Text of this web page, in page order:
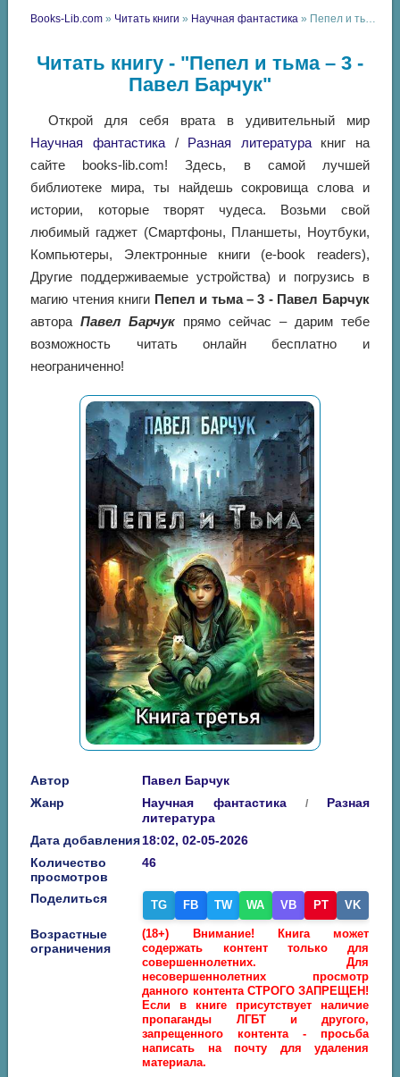
Books-Lib.com » Читать книги » Научная фантастика » Пепел и тьма – 3 - Павел Барчук
Читать книгу - "Пепел и тьма – 3 -
Павел Барчук"
Открой для себя врата в удивительный мир
Научная фантастика / Разная литературакниг на
сайте books-lib.com! Здесь, в самой лучшей
библиотеке мира, ты найдешь сокровища слова и
истории, которые творят чудеса. Возьми свой
любимый гаджет (Смартфоны, Планшеты, Ноутбуки,
Компьютеры, Электронные книги (e-book readers),
Другие поддерживаемые устройства) и погрузись в
магию чтения книги Пепел и тьма – 3 - Павел Барчук
автораПавел Барчук прямо сейчас – дарим тебе
возможность читать онлайн бесплатно и
неограниченно!
Автор
Павел Барчук
Жанр
Научная фантастика /
Разная
литература
Дата добавления18:02, 02-05-2026
Количество
просмотров
46
Поделиться TG FB TW WA VB PT VK
Возрастные
ограничения
(18+) Внимание! Книга может
содержать контент только для
совершеннолетних. Для
несовершеннолетних просмотр
данного контента СТРОГО ЗАПРЕЩЕН!
Если в книге присутствует наличие
пропаганды ЛГБТ и другого,
запрещенного контента - просьба
написать на почту для удаления
материала.